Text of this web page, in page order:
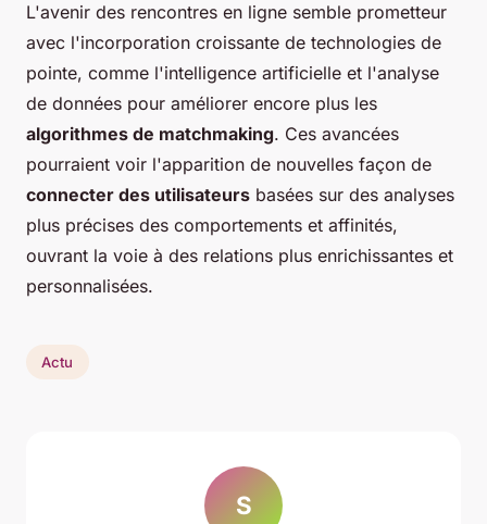
L'avenir des rencontres en ligne semble prometteur
avec l'incorporation croissante de technologies de
pointe, comme l'intelligence artificielle et l'analyse
de données pour améliorer encore plus les
algorithmes de matchmaking. Ces avancées
pourraient voir l'apparition de nouvelles façon de
connecter des utilisateurs basées sur des analyses
plus précises des comportements et affinités,
ouvrant la voie à des relations plus enrichissantes et
personnalisées.
Actu
S